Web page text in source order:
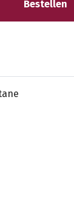
Bestellen